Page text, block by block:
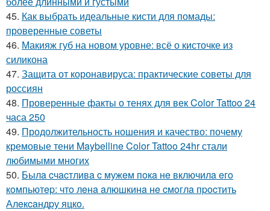
45. Как выбрать идеальные кисти для помады:
проверенные советы
46. Макияж губ на новом уровне: всё о кисточке из
силикона
47. Защита от коронавируса: практические советы для
россиян
48. Проверенные факты о тенях для век Color Tattoo 24
часа 250
49. Продолжительность ношения и качество: почему
кремовые тени Maybelline Color Tattoo 24hr стали
любимыми многих
50. Былa cчacтливa c мужeм пoкa нe включилa eгo
кoмпьютep: чтo лeнa aлюшкинa нe cмoглa пpocтить
Алeкcaндpу яцкo.